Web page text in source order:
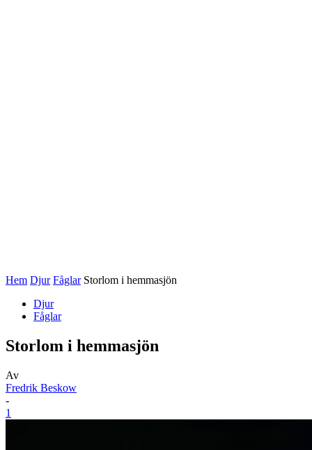
Hem Djur Fåglar Storlom i hemmasjön
Djur
Fåglar
Storlom i hemmasjön
Av
Fredrik Beskow
-
1